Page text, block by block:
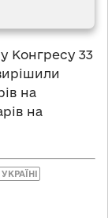
Конгресу 33
на
на